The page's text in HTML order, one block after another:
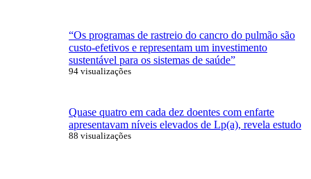
“Os programas de rastreio do cancro do pulmão são
custo-efetivos e representam um investimento
sustentável para os sistemas de saúde”
94 visualizações
Quase quatro em cada dez doentes com enfarte
apresentavam níveis elevados de Lp(a), revela estudo
88 visualizações